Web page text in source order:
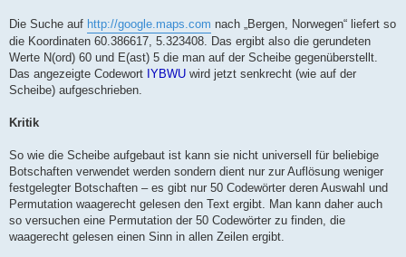
Die Suche auf http://google.maps.com nach „Bergen, Norwegen“ liefert so
die Koordinaten 60.386617, 5.323408. Das ergibt also die gerundeten
Werte N(ord) 60 und E(ast) 5 die man auf der Scheibe gegenüberstellt.
Das angezeigte Codewort IYBWU wird jetzt senkrecht (wie auf der
Scheibe) aufgeschrieben.
Kritik
So wie die Scheibe aufgebaut ist kann sie nicht universell für beliebige
Botschaften verwendet werden sondern dient nur zur Auflösung weniger
festgelegter Botschaften – es gibt nur 50 Codewörter deren Auswahl und
Permutation waagerecht gelesen den Text ergibt. Man kann daher auch
so versuchen eine Permutation der 50 Codewörter zu finden, die
waagerecht gelesen einen Sinn in allen Zeilen ergibt.